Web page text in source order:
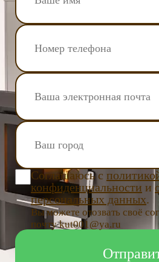
Соглашаюсь с
конфиденциальности и
персональных данных.
Вы можете отозвать своё
почту kut001@ya.ru